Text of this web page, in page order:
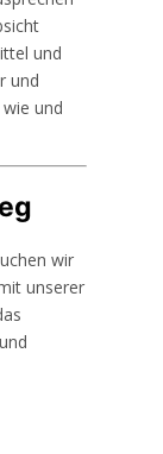
und
und
und
wir
unserer